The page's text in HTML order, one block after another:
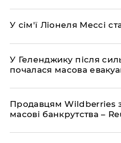
У сім'ї Ліонеля Мессі
У Геленджику після
почалася масова
Продавцям Wildberries
масові банкрутства –